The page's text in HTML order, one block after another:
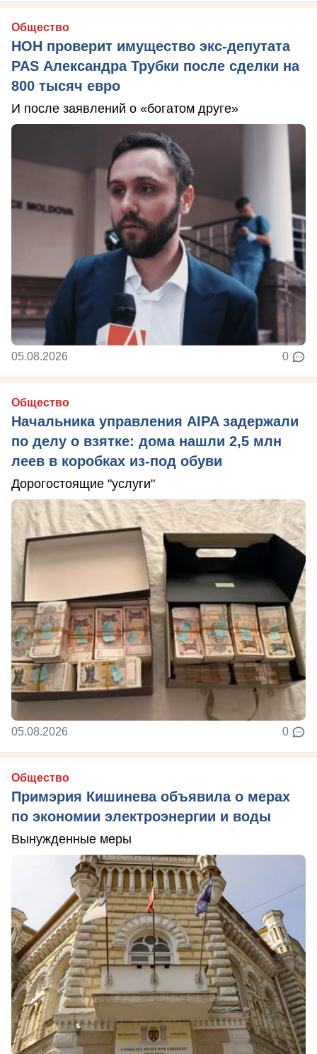
Общество
НОН проверит имущество экс-депутата
PAS Александра Трубки после сделки на
800 тысяч евро
И после заявлений о «богатом друге»
05.08.2026 0
Общество
Начальника управления AIPA задержали
по делу о взятке: дома нашли 2,5 млн
леев в коробках из-под обуви
Дорогостоящие "услуги"
05.08.2026 0
Общество
Примэрия Кишинева объявила о мерах
по экономии электроэнергии и воды
Вынужденные меры